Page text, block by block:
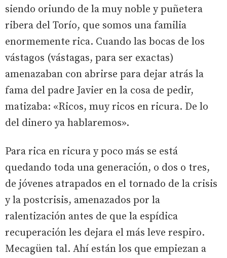
siendo oriundo de la muy noble y puñetera
ribera del Torío, que somos una familia
enormemente rica. Cuando las bocas de los
vástagos (vástagas, para ser exactas)
amenazaban con abrirse para dejar atrás la
fama del padre Javier en la cosa de pedir,
matizaba: «Ricos, muy ricos en ricura. De lo
del dinero ya hablaremos».
Para rica en ricura y poco más se está
quedando toda una generación, o dos o tres,
de jóvenes atrapados en el tornado de la crisis
y la postcrisis, amenazados por la
ralentización antes de que la espídica
recuperación les dejara el más leve respiro.
Mecagüen tal. Ahí están los que empiezan a